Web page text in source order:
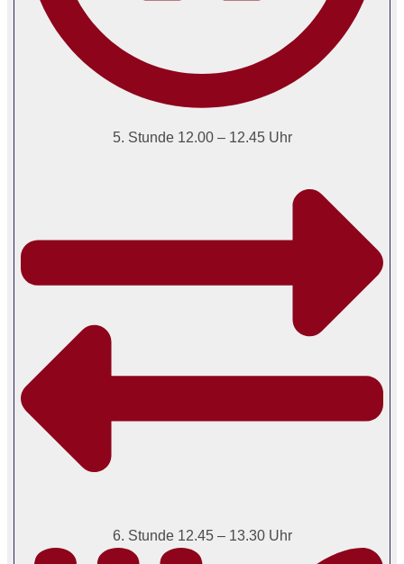
5. Stunde 12.00 – 12.45 Uhr
6. Stunde 12.45 – 13.30 Uhr